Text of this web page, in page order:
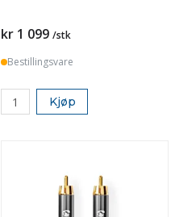
kr 1 099 /stk
Bestillingsvare
Kjøp